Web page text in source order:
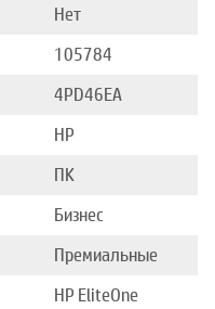
Нет
105784
4PD46EA
HP
ПК
Бизнес
Премиальные
HP EliteOne